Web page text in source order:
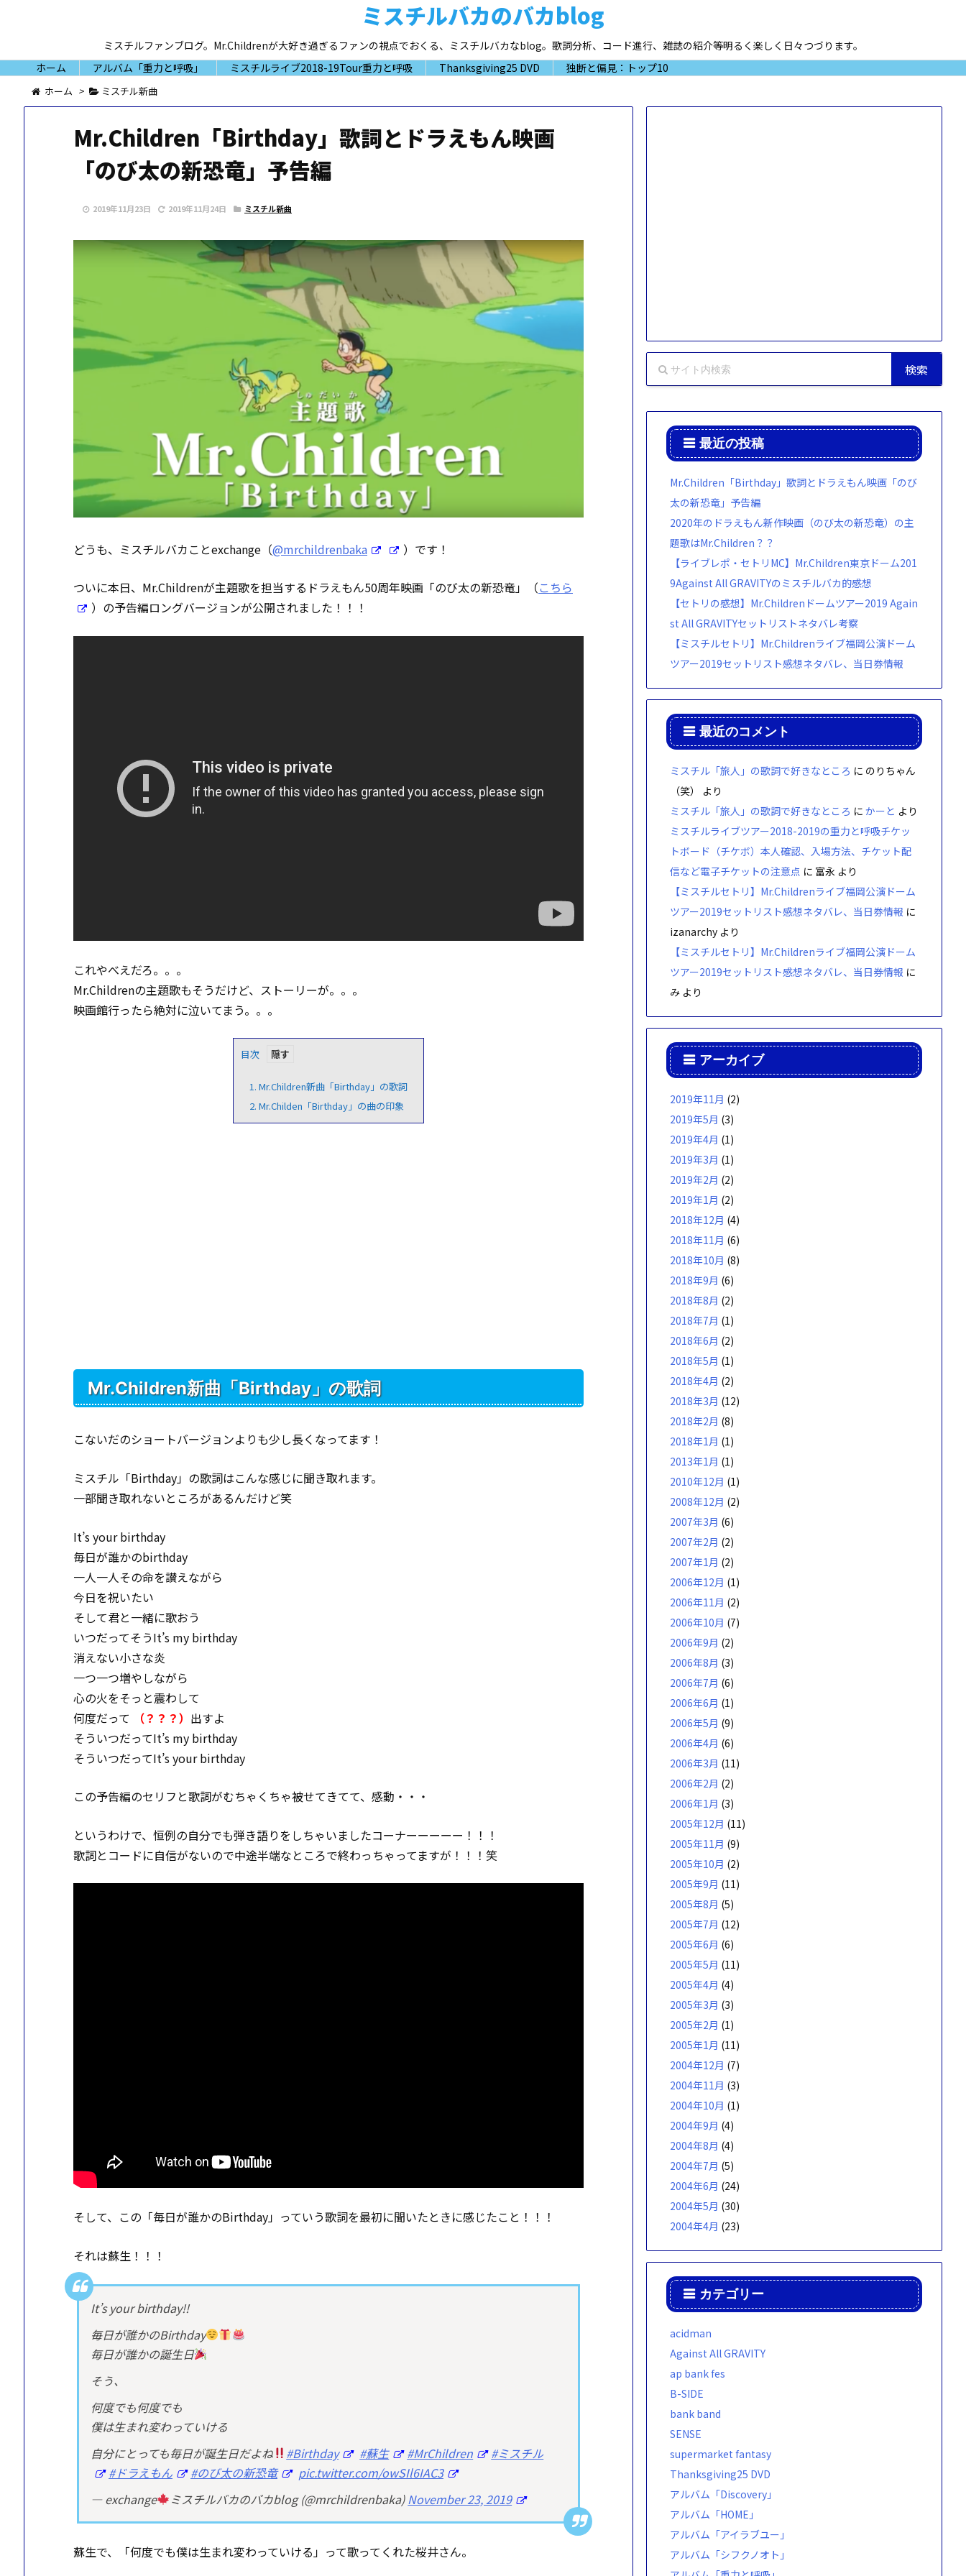
ミスチルバカのバカblog
ミスチルファンブログ。Mr.Childrenが大好き過ぎるファンの視点でおくる、ミスチルバカなblog。歌詞分析、コード進行、雑誌の紹介等明るく楽しく日々つづります。
ホーム
アルバム「重力と呼吸」 ミスチルライブ2018-19Tour重力と呼吸 Thanksgiving25 DVD 独断と偏見：トップ10
ホーム > ミスチル新曲
Mr.Children「Birthday」歌詞とドラえもん映画
「のび太の新恐竜」予告編
2019年11月23日 2019年11月24日 ミスチル新曲
どうも、ミスチルバカことexchange（@mrchildrenbaka ）です！
ついに本日、Mr.Childrenが主題歌を担当するドラえもん50周年映画「のび太の新恐竜」（こちら
）の予告編ロングバージョンが公開されました！！！
これやべえだろ。。。
Mr.Childrenの主題歌もそうだけど、ストーリーが。。。
映画館行ったら絶対に泣いてまう。。。
目次
1. Mr.Children新曲「Birthday」の歌詞
2. Mr.Childen「Birthday」の曲の印象
Mr.Children新曲「Birthday」の歌詞
こないだのショートバージョンよりも少し長くなってます！
ミスチル「Birthday」の歌詞はこんな感じに聞き取れます。
一部聞き取れないところがあるんだけど笑
It’s your birthday
毎日が誰かのbirthday
一人一人その命を讃えながら
今日を祝いたい
そして君と一緒に歌おう
いつだってそうIt’s my birthday
消えない小さな炎
一つ一つ増やしながら
心の火をそっと震わして
何度だって
（？？？） 出すよ
そういつだってIt’s my birthday
そういつだってIt’s your birthday
この予告編のセリフと歌詞がむちゃくちゃ被せてきてて、感動・・・
というわけで、恒例の自分でも弾き語りをしちゃいましたコーナーーーーー！！！
歌詞とコードに自信がないので中途半端なところで終わっちゃってますが！！！笑
そして、この「毎日が誰かのBirthday」っていう歌詞を最初に聞いたときに感じたこと！！！
それは蘇生！！！
It’s your birthday!!
毎日が誰かのBirthday
毎日が誰かの誕生日
そう、
何度でも何度でも
僕は生まれ変わっていける
自分にとっても毎日が誕生日だよね
#Birthday #蘇生 #MrChildren
#ミスチル
#ドラえもん
#のび太の新恐竜
pic.twitter.com/owSIl6IAC3
— exchange
ミスチルバカのバカblog (@mrchildrenbaka) November 23, 2019
蘇生で、「何度でも僕は生まれ変わっていける」って歌ってくれた桜井さん。
最近の投稿
Mr.Children「Birthday」歌詞とドラえもん映画「のび
太の新恐竜」予告編
2020年のドラえもん新作映画（のび太の新恐竜）の主
題歌はMr.Children？？
【ライブレポ・セトリMC】Mr.Children東京ドーム201
9Against All GRAVITYのミスチルバカ的感想
【セトリの感想】Mr.Childrenドームツアー2019 Again
st All GRAVITYセットリストネタバレ考察
【ミスチルセトリ】Mr.Childrenライブ福岡公演ドーム
ツアー2019セットリスト感想ネタバレ、当日券情報
最近のコメント
ミスチル「旅人」の歌詞で好きなところ に のりちゃん
（笑）
より
ミスチル「旅人」の歌詞で好きなところ に かーと より
ミスチルライブツアー2018-2019の重力と呼吸チケッ
トボード（チケボ）本人確認、入場方法、チケット配
信など電子チケットの注意点 に 富永 より
【ミスチルセトリ】Mr.Childrenライブ福岡公演ドーム
ツアー2019セットリスト感想ネタバレ、当日券情報 に
izanarchy より
【ミスチルセトリ】Mr.Childrenライブ福岡公演ドーム
ツアー2019セットリスト感想ネタバレ、当日券情報 に
み より
アーカイブ
2019年11月 (2)
2019年5月 (3)
2019年4月 (1)
2019年3月 (1)
2019年2月 (2)
2019年1月 (2)
2018年12月 (4)
2018年11月 (6)
2018年10月 (8)
2018年9月 (6)
2018年8月 (2)
2018年7月 (1)
2018年6月 (2)
2018年5月 (1)
2018年4月 (2)
2018年3月 (12)
2018年2月 (8)
2018年1月 (1)
2013年1月 (1)
2010年12月 (1)
2008年12月 (2)
2007年3月 (6)
2007年2月 (2)
2007年1月 (2)
2006年12月 (1)
2006年11月 (2)
2006年10月 (7)
2006年9月 (2)
2006年8月 (3)
2006年7月 (6)
2006年6月 (1)
2006年5月 (9)
2006年4月 (6)
2006年3月 (11)
2006年2月 (2)
2006年1月 (3)
2005年12月 (11)
2005年11月 (9)
2005年10月 (2)
2005年9月 (11)
2005年8月 (5)
2005年7月 (12)
2005年6月 (6)
2005年5月 (11)
2005年4月 (4)
2005年3月 (3)
2005年2月 (1)
2005年1月 (11)
2004年12月 (7)
2004年11月 (3)
2004年10月 (1)
2004年9月 (4)
2004年8月 (4)
2004年7月 (5)
2004年6月 (24)
2004年5月 (30)
2004年4月 (23)
カテゴリー
acidman
Against All GRAVITY
ap bank fes
B-SIDE
bank band
SENSE
supermarket fantasy
Thanksgiving25 DVD
アルバム「Discovery」
アルバム「HOME」
アルバム「アイラブユー」
アルバム「シフクノオト」